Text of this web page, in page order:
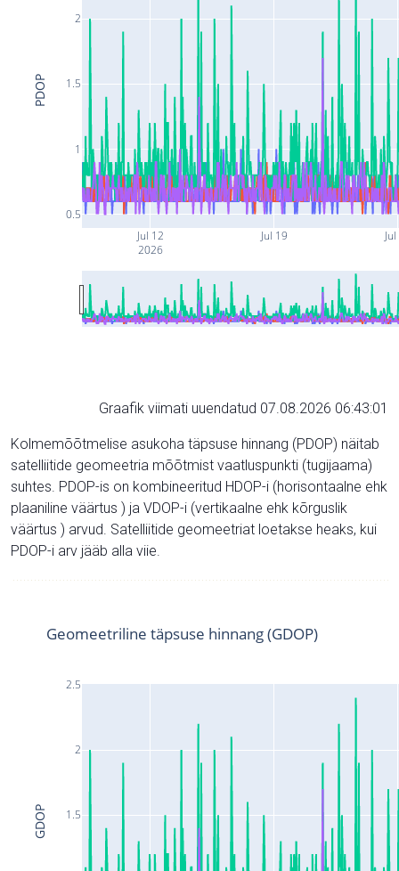
Jul 12
2026
Jul 19
0.5
1
1.5
2
PDOP
Graafik viimati uuendatud 07.08.2026 06:43:01
Kolmemõõtmelise asukoha täpsuse hinnang (PDOP) näitab
satelliitide geomeetria mõõtmist vaatluspunkti (tugijaama)
suhtes. PDOP-is on kombineeritud HDOP-i (horisontaalne ehk
plaaniline väärtus ) ja VDOP-i (vertikaalne ehk kõrguslik
väärtus ) arvud. Satelliitide geomeetriat loetakse heaks, kui
PDOP-i arv jääb alla viie.
1.5
2
2.5
Geomeetriline täpsuse hinnang (GDOP)
GDOP